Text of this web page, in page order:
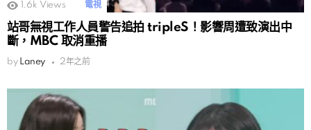
1.6k Views 電視
站哥無視工作人員警告追拍 tripleS！影響周遭致演出中
斷，MBC 取消重播
by Laney 2年之前